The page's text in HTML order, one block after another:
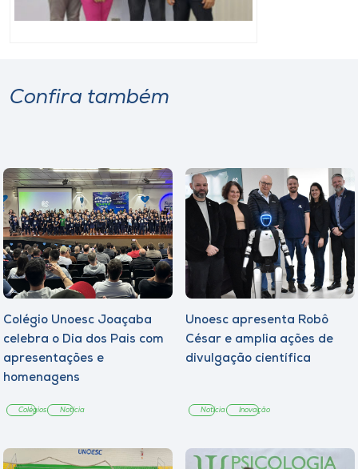
Confira também
Colégio Unoesc Joaçaba
celebra o Dia dos Pais com
apresentações e
homenagens
Colégios Notícia
Unoesc apresenta Robô
César e amplia ações de
divulgação científica
Notícia Inovação